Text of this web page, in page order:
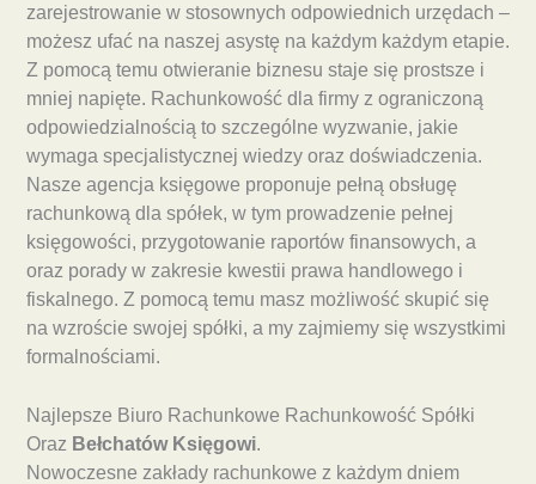
zarejestrowanie w stosownych odpowiednich urzędach –
możesz ufać na naszej asystę na każdym każdym etapie.
Z pomocą temu otwieranie biznesu staje się prostsze i
mniej napięte. Rachunkowość dla firmy z ograniczoną
odpowiedzialnością to szczególne wyzwanie, jakie
wymaga specjalistycznej wiedzy oraz doświadczenia.
Nasze agencja księgowe proponuje pełną obsługę
rachunkową dla spółek, w tym prowadzenie pełnej
księgowości, przygotowanie raportów finansowych, a
oraz porady w zakresie kwestii prawa handlowego i
fiskalnego. Z pomocą temu masz możliwość skupić się
na wzroście swojej spółki, a my zajmiemy się wszystkimi
formalnościami.
Najlepsze Biuro Rachunkowe Rachunkowość Spółki
Oraz Bełchatów Księgowi.
Nowoczesne zakłady rachunkowe z każdym dniem